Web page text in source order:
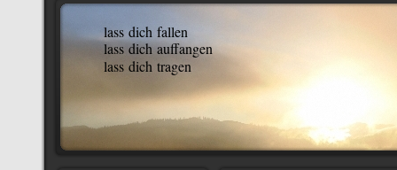
lass dich fallen
lass dich auffangen
lass dich tragen